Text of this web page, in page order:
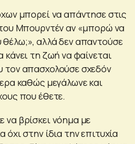
μπορεί να απάντησε στις
του Μπουρντέν αν «μπορώ να
αλλά δεν απαντούσε
τη ζωή να φαίνεται
απασχολούσε σχεδόν
καθώς μεγάλωνε και
που έθετε.
βρίσκει νόημα με
όχι στην ίδια την επιτυχία